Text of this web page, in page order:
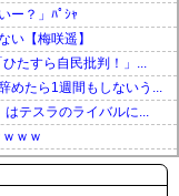
ー？」ﾊﾟｼｬ
い【梅咲遥】
たすら自民批判！」...
めたら1週間もしないう...
テスラのライバルに...
ｗｗ